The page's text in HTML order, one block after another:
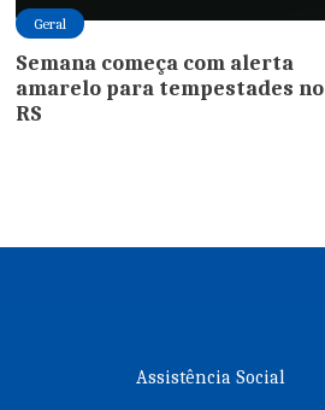
Geral
Semana começa com alerta
amarelo para tempestades no
RS
Assistência Social